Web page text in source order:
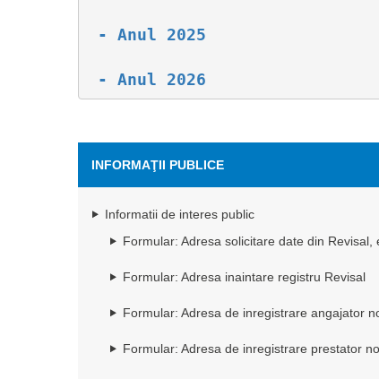
- Anul 2025
- Anul 2026
INFORMAŢII PUBLICE
Informatii de interes public
Formular: Adresa solicitare date din
Formular: Adresa inaintare registru Revisal
Formular: Adresa de inregistrare angajator
Formular: Adresa de inregistrare prestator